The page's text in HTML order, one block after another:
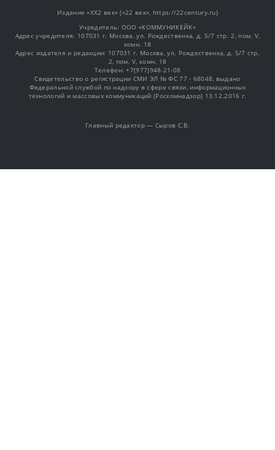
Издание «XX2 век» («22 век», https://22century.ru)
Учредитель: OOO «КОММУНИКЕЙК»
Адрес учредителя: 107031 г. Москва, ул. Рождественка, д. 5/7 стр. 2, пом. V,
комн. 18
Адрес издателя и редакции: 107031 г. Москва, ул. Рождественка, д. 5/7 стр.
2, пом. V, комн. 18
Телефон: +7(977)948-21-08
Свидетельство о регистрации СМИ ЭЛ № ФС 77 - 68048, выдано
Федеральной службой по надзору в сфере связи, информационных
технологий и массовых коммуникаций (Роскомнадзор) 13.12.2016 г.
Главный редактор — Сыров С.В.